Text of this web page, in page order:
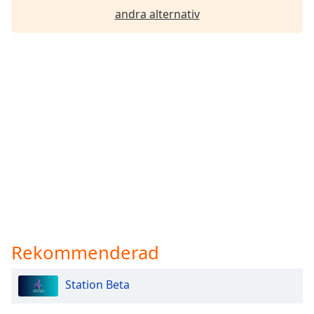
Modal
andra alternativ
Rekommenderad
Station Beta